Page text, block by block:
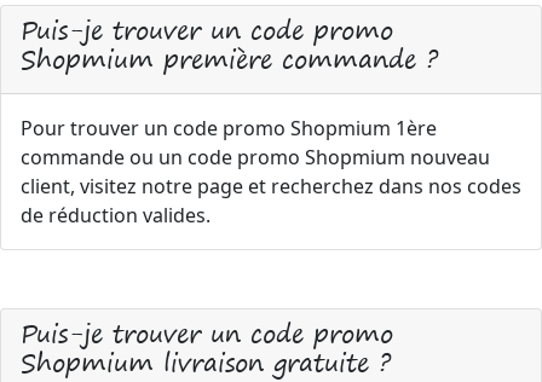
Puis-je trouver un code promo
Shopmium première commande ?
Pour trouver un code promo Shopmium 1ère
commande ou un code promo Shopmium nouveau
client, visitez notre page et recherchez dans nos codes
de réduction valides.
Puis-je trouver un code promo
Shopmium livraison gratuite ?